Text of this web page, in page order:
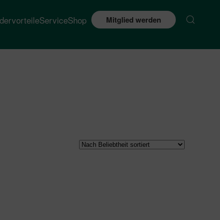
ServiceShop Mitglied werden